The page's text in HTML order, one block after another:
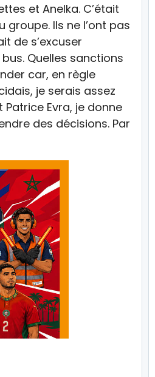
et Anelka. C’était
Ils ne l’ont pas
de s’excuser
Quelles sanctions
car, en règle
je serais assez
Evra, je donne
des décisions. Par